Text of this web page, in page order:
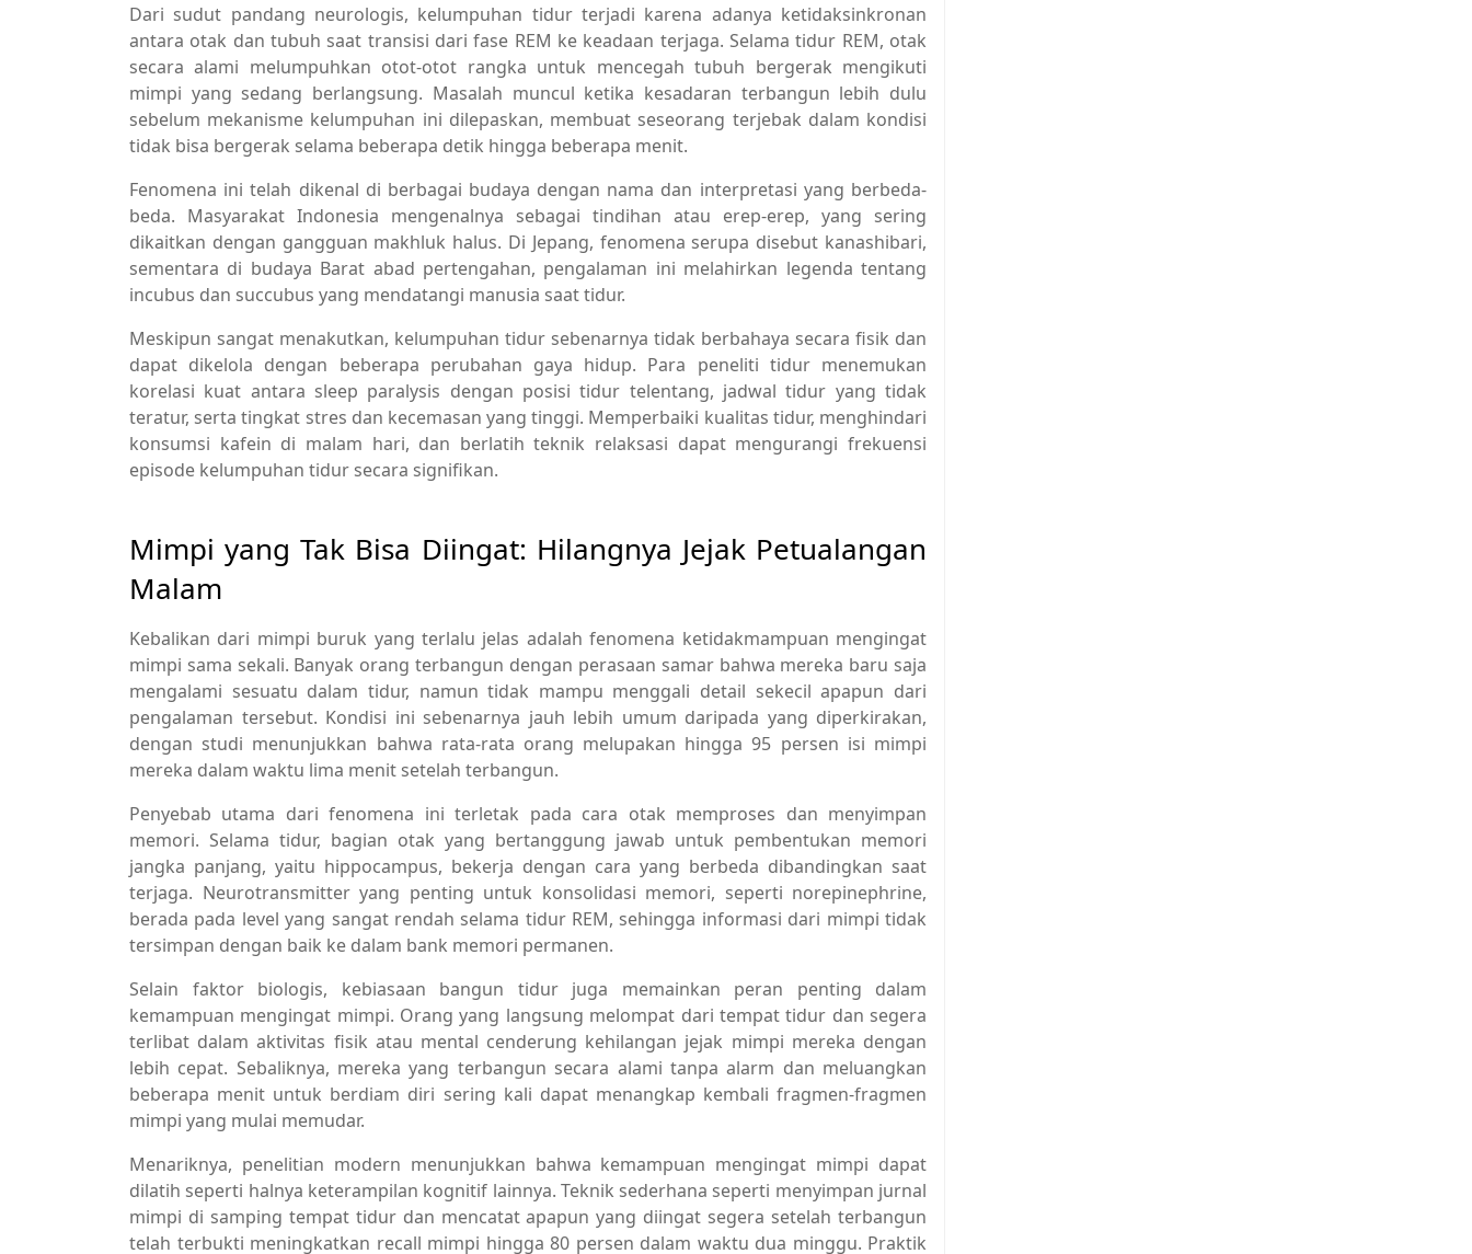
Dari sudut pandang neurologis, kelumpuhan tidur terjadi karena adanya ketidaksinkronan
antara otak dan tubuh saat transisi dari fase REM ke keadaan terjaga. Selama tidur REM, otak
secara alami melumpuhkan otot-otot rangka untuk mencegah tubuh bergerak mengikuti
mimpi yang sedang berlangsung. Masalah muncul ketika kesadaran terbangun lebih dulu
sebelum mekanisme kelumpuhan ini dilepaskan, membuat seseorang terjebak dalam kondisi
tidak bisa bergerak selama beberapa detik hingga beberapa menit.
Fenomena ini telah dikenal di berbagai budaya dengan nama dan interpretasi yang berbeda-
beda. Masyarakat Indonesia mengenalnya sebagai tindihan atau erep-erep, yang sering
dikaitkan dengan gangguan makhluk halus. Di Jepang, fenomena serupa disebut kanashibari,
sementara di budaya Barat abad pertengahan, pengalaman ini melahirkan legenda tentang
incubus dan succubus yang mendatangi manusia saat tidur.
Meskipun sangat menakutkan, kelumpuhan tidur sebenarnya tidak berbahaya secara fisik dan
dapat dikelola dengan beberapa perubahan gaya hidup. Para peneliti tidur menemukan
korelasi kuat antara sleep paralysis dengan posisi tidur telentang, jadwal tidur yang tidak
teratur, serta tingkat stres dan kecemasan yang tinggi. Memperbaiki kualitas tidur, menghindari
konsumsi kafein di malam hari, dan berlatih teknik relaksasi dapat mengurangi frekuensi
episode kelumpuhan tidur secara signifikan.
Mimpi yang Tak Bisa Diingat: Hilangnya Jejak Petualangan
Malam
Kebalikan dari mimpi buruk yang terlalu jelas adalah fenomena ketidakmampuan mengingat
mimpi sama sekali. Banyak orang terbangun dengan perasaan samar bahwa mereka baru saja
mengalami sesuatu dalam tidur, namun tidak mampu menggali detail sekecil apapun dari
pengalaman tersebut. Kondisi ini sebenarnya jauh lebih umum daripada yang diperkirakan,
dengan studi menunjukkan bahwa rata-rata orang melupakan hingga 95 persen isi mimpi
mereka dalam waktu lima menit setelah terbangun.
Penyebab utama dari fenomena ini terletak pada cara otak memproses dan menyimpan
memori. Selama tidur, bagian otak yang bertanggung jawab untuk pembentukan memori
jangka panjang, yaitu hippocampus, bekerja dengan cara yang berbeda dibandingkan saat
terjaga. Neurotransmitter yang penting untuk konsolidasi memori, seperti norepinephrine,
berada pada level yang sangat rendah selama tidur REM, sehingga informasi dari mimpi tidak
tersimpan dengan baik ke dalam bank memori permanen.
Selain faktor biologis, kebiasaan bangun tidur juga memainkan peran penting dalam
kemampuan mengingat mimpi. Orang yang langsung melompat dari tempat tidur dan segera
terlibat dalam aktivitas fisik atau mental cenderung kehilangan jejak mimpi mereka dengan
lebih cepat. Sebaliknya, mereka yang terbangun secara alami tanpa alarm dan meluangkan
beberapa menit untuk berdiam diri sering kali dapat menangkap kembali fragmen-fragmen
mimpi yang mulai memudar.
Menariknya, penelitian modern menunjukkan bahwa kemampuan mengingat mimpi dapat
dilatih seperti halnya keterampilan kognitif lainnya. Teknik sederhana seperti menyimpan jurnal
mimpi di samping tempat tidur dan mencatat apapun yang diingat segera setelah terbangun
telah terbukti meningkatkan recall mimpi hingga 80 persen dalam waktu dua minggu. Praktik